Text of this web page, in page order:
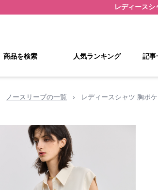
レディースシ
商品を検索 人気ランキング 記事
ノースリーブの一覧 › レディースシャツ 胸ポ